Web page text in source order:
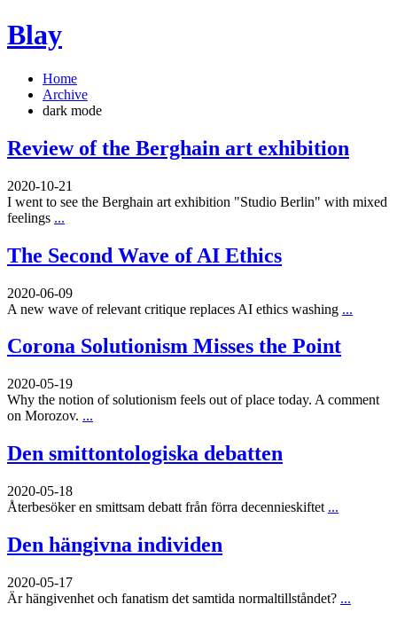
Blay
Home
Archive
dark mode
Review of the Berghain art exhibition
2020-10-21
I went to see the Berghain art exhibition "Studio Berlin" with mixed
feelings ...
The Second Wave of AI Ethics
2020-06-09
A new wave of relevant critique replaces AI ethics washing ...
Corona Solutionism Misses the Point
2020-05-19
Why the notion of solutionism feels out of place today. A comment
on Morozov. ...
Den smittontologiska debatten
2020-05-18
Återbesöker en smittsam debatt från förra decennieskiftet ...
Den hängivna individen
2020-05-17
Är hängivenhet och fanatism det samtida normaltillståndet? ...